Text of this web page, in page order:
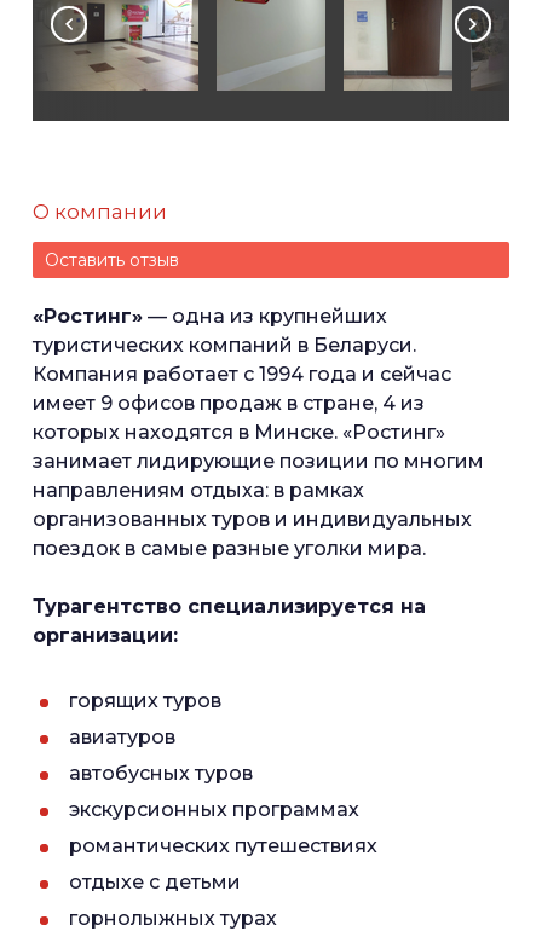
О компании
Оставить отзыв
«Ростинг» — одна из крупнейших
туристических компаний в Беларуси.
Компания работает с 1994 года и сейчас
имеет 9 офисов продаж в стране, 4 из
которых находятся в Минске. «Ростинг»
занимает лидирующие позиции по многим
направлениям отдыха: в рамках
организованных туров и индивидуальных
поездок в самые разные уголки мира.
Турагентство специализируется на
организации:
горящих туров
авиатуров
автобусных туров
экскурсионных программах
романтических путешествиях
отдыхе с детьми
горнолыжных турах